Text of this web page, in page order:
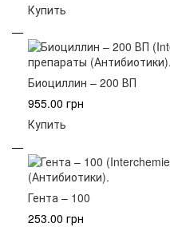
Купить
Биоциллин – 200 ВП
955.00 грн
Купить
Гента – 100
253.00 грн